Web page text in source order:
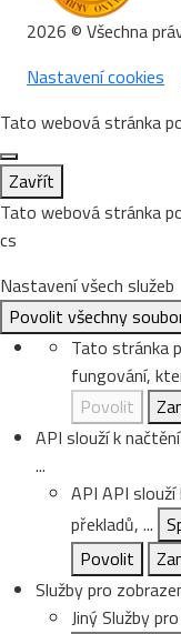
2026 © Všechna
Nastavení cookies
Tato webová stránka
Zavřít
Tato webová stránka
cs
Nastavení všech služeb
Povolit všechny
Tato stránka
fungování,
Povolit
API slouží k
...
API API
překladů, ...
Povolit
Služby pro
JinýSlužby